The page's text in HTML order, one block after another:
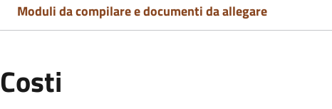
Moduli da compilare e documenti da allegare
Costi